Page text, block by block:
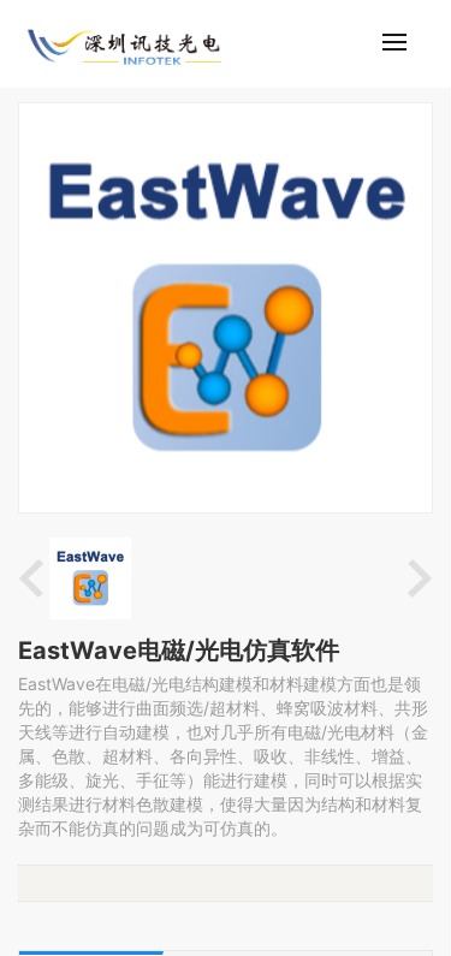
EastWave电磁/光电仿真软件
EastWave在电磁/光电结构建模和材料建模方面也是领
先的，能够进行曲面频选/超材料、蜂窝吸波材料、共形
天线等进行自动建模，也对几乎所有电磁/光电材料（金
属、色散、超材料、各向异性、吸收、非线性、增益、
多能级、旋光、手征等）能进行建模，同时可以根据实
测结果进行材料色散建模，使得大量因为结构和材料复
杂而不能仿真的问题成为可仿真的。